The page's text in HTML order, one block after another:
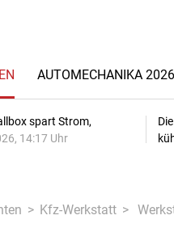
AUTOMECHANIKA 2026
spart Strom,
14:17 Uhr
Kfz-Werkstatt